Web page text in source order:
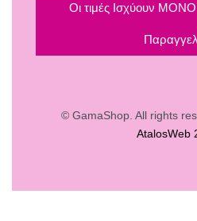
Οι τιμές Ισχύουν ΜΟΝΟ
© GamaShop. All rights
AtalosWeb